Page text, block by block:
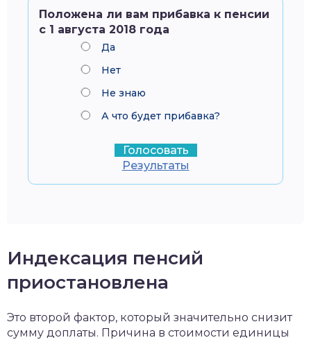
Положена ли вам прибавка к пенсии
с 1 августа 2018 года
Да
Нет
Не знаю
А что будет прибавка?
Результаты
Индексация пенсий
приостановлена
Это второй фактор, который значительно снизит
сумму доплаты. Причина в стоимости единицы